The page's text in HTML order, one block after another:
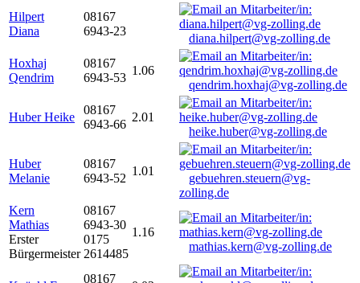
Hilpert
Diana
08167
6943-23
diana.hilpert@vg-zolling.de
Hoxhaj
Qendrim
08167
6943-53
1.06
qendrim.hoxhaj@vg-zolling.de
Huber Heike
08167
6943-66
2.01
heike.huber@vg-zolling.de
Huber
Melanie
08167
6943-52
1.01
gebuehren.steuern@vg-
zolling.de
Kern
Mathias
Erster
Bürgermeister
08167
6943-30
0175
2614485
1.16
mathias.kern@vg-zolling.de
08167